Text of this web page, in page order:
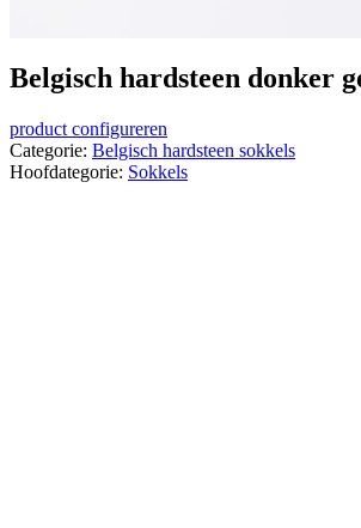
Belgisch hardsteen donker
product configureren
Categorie: Belgisch hardsteen sokkels
Hoofdategorie: Sokkels